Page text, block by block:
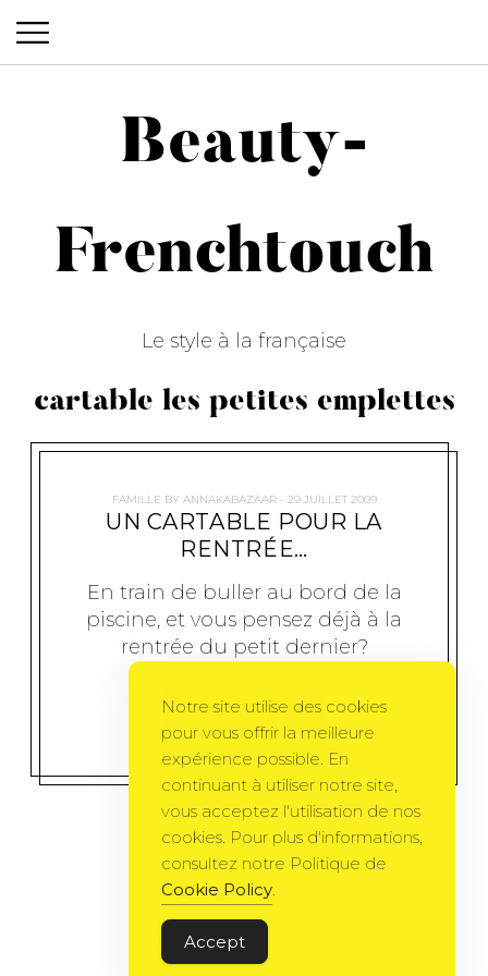
Beauty-Frenchtouch
Beauty-
Frenchtouch
Le style à la française
cartable les petites emplettes
FAMILLE BY ANNAKABAZAAR 29 JUILLET 2009
UN CARTABLE POUR LA
RENTRÉE…
En train de buller au bord de la
piscine, et vous pensez déjà à la
rentrée du petit dernier?
MORE
Gema Theme
Notre site utilise des cookies
pour vous offrir la meilleure
expérience possible. En
continuant à utiliser notre site,
vous acceptez l'utilisation de nos
cookies. Pour plus d'informations,
consultez notre Politique de
Cookie Policy.
Accept